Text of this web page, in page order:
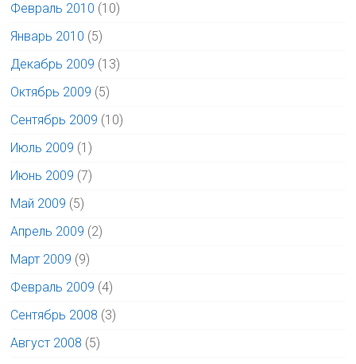
Февраль 2010 (10)
Январь 2010 (5)
Декабрь 2009 (13)
Октябрь 2009 (5)
Сентябрь 2009 (10)
Июль 2009 (1)
Июнь 2009 (7)
Май 2009 (5)
Апрель 2009 (2)
Март 2009 (9)
Февраль 2009 (4)
Сентябрь 2008 (3)
Август 2008 (5)